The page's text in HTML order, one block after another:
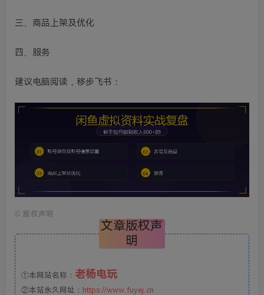
三、商品上架及优化
四、服务
建议电脑阅读，移步飞书：
© 版权声明
文章版权声
明
①本网站名称： 老杨电玩
②本站永久网址： https://www.fuyej.cn